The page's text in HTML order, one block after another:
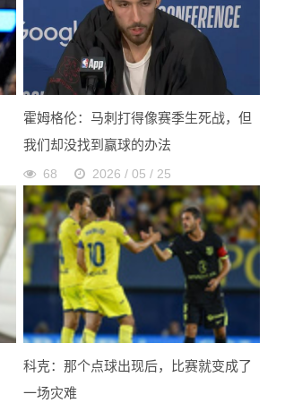
霍姆格伦：马刺打得像赛季生死战，但
我们却没找到赢球的办法
68 2026 / 05 / 25
科克：那个点球出现后，比赛就变成了
一场灾难